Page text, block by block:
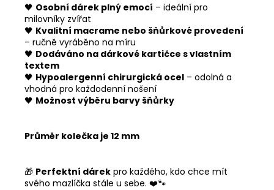
🖤 Osobní dárek plný emocí – ideální pro
milovníky zvířat
🖤 Kvalitní macrame nebo šňůrkové provedení
– ručně vyráběno na míru
🖤 Dodáváno na dárkové kartičce s vlastním
textem
🖤 Hypoalergenní chirurgická ocel – odolná a
vhodná pro každodenní nošení
🖤 Možnost výběru barvy šňůrky
Průměr kolečka je 12 mm
🎁 Perfektní dárek pro každého, kdo chce mít
svého mazlíčka stále u sebe. ❤️🐾